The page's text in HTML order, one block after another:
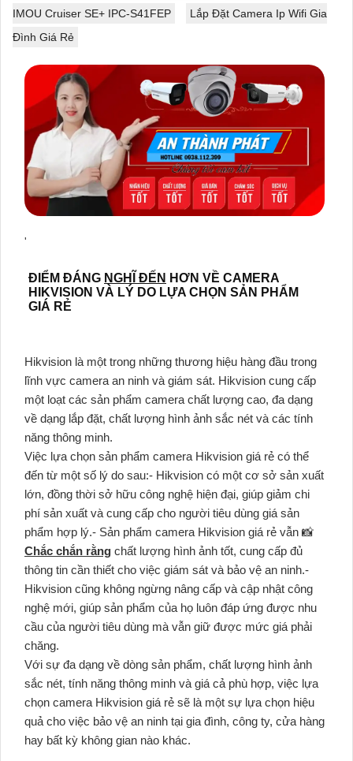
IMOU Cruiser SE+ IPC-S41FEP
Lắp Đặt Camera Ip Wifi Gia
Đình Giá Rẻ
'
ĐIỂM ĐÁNG NGHĨ ĐẾN HƠN VỀ CAMERA
HIKVISION VÀ LÝ DO LỰA CHỌN SẢN PHẨM
GIÁ RẺ
Hikvision là một trong những thương hiệu hàng đầu trong
lĩnh vực camera an ninh và giám sát. Hikvision cung cấp
một loạt các sản phẩm camera chất lượng cao, đa dạng
về dạng lắp đặt, chất lượng hình ảnh sắc nét và các tính
năng thông minh.
Việc lựa chọn sản phẩm camera Hikvision giá rẻ có thể
đến từ một số lý do sau:- Hikvision có một cơ sở sản xuất
lớn, đồng thời sở hữu công nghệ hiện đại, giúp giảm chi
phí sản xuất và cung cấp cho người tiêu dùng giá sản
phẩm hợp lý.- Sản phẩm camera Hikvision giá rẻ vẫn 📸
Chắc chắn rằng chất lượng hình ảnh tốt, cung cấp đủ
thông tin cần thiết cho việc giám sát và bảo vệ an ninh.-
Hikvision cũng không ngừng nâng cấp và cập nhật công
nghệ mới, giúp sản phẩm của họ luôn đáp ứng được nhu
cầu của người tiêu dùng mà vẫn giữ được mức giá phải
chăng.
Với sự đa dạng về dòng sản phẩm, chất lượng hình ảnh
sắc nét, tính năng thông minh và giá cả phù hợp, việc lựa
chọn camera Hikvision giá rẻ sẽ là một sự lựa chọn hiệu
quả cho việc bảo vệ an ninh tại gia đình, công ty, cửa hàng
hay bất kỳ không gian nào khác.